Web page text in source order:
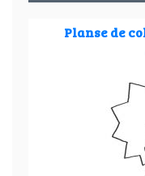
Planse de